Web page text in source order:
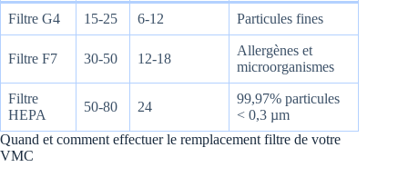
Filtre G4 15-25 6-12 Particules fines
Filtre F7 30-50 12-18
Allergènes et
microorganismes
Filtre
HEPA
50-80 24
99,97% particules
< 0,3 µm
Quand et comment effectuer le remplacement filtre de votre
VMC